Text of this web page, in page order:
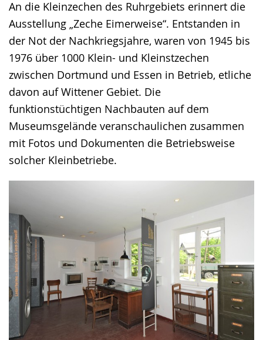
An die Kleinzechen des Ruhrgebiets erinnert die
Ausstellung „Zeche Eimerweise“. Entstanden in
der Not der Nachkriegsjahre, waren von 1945 bis
1976 über 1000 Klein- und Kleinstzechen
zwischen Dortmund und Essen in Betrieb, etliche
davon auf Wittener Gebiet. Die
funktionstüchtigen Nachbauten auf dem
Museumsgelände veranschaulichen zusammen
mit Fotos und Dokumenten die Betriebsweise
solcher Kleinbetriebe.
wird
angezeigt.